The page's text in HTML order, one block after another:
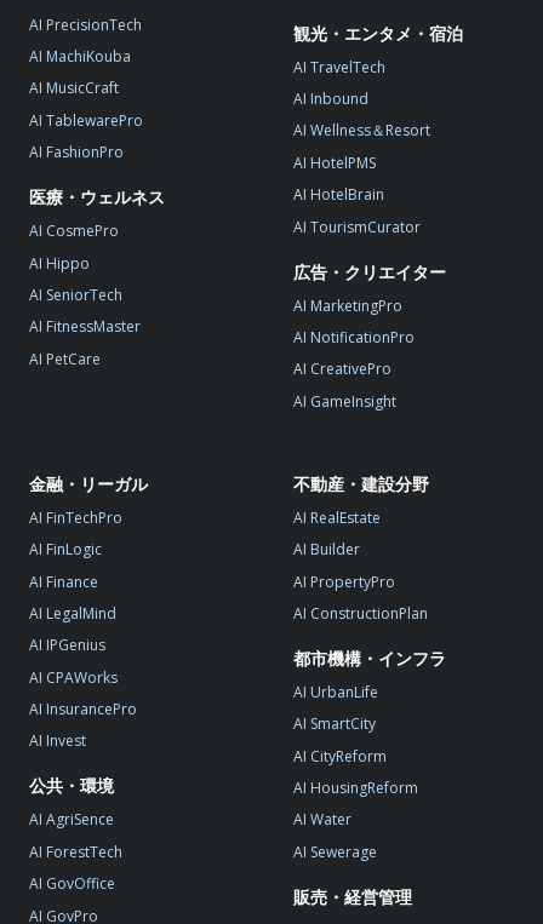
AI PrecisionTech
AI MachiKouba
AI MusicCraft
AI TablewarePro
AI FashionPro
医療・ウェルネス
AI CosmePro
AI Hippo
AI SeniorTech
AI FitnessMaster
AI PetCare
観光・エンタメ・宿泊
AI TravelTech
AI Inbound
AI Wellness＆Resort
AI HotelPMS
AI HotelBrain
AI TourismCurator
広告・クリエイター
AI MarketingPro
AI NotificationPro
AI CreativePro
AI GameInsight
金融・リーガル
AI FinTechPro
AI FinLogic
AI Finance
AI LegalMind
AI IPGenius
AI CPAWorks
AI InsurancePro
AI Invest
公共・環境
AI AgriSence
AI ForestTech
AI GovOffice
AI GovPro
不動産・建設分野
AI RealEstate
AI Builder
AI PropertyPro
AI ConstructionPlan
都市機構・インフラ
AI UrbanLife
AI SmartCity
AI CityReform
AI HousingReform
AI Water
AI Sewerage
販売・経営管理